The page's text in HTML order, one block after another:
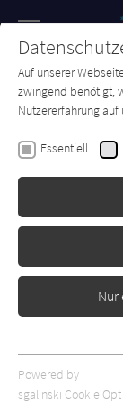
SUCHE
Rainer
Standard
Alle
Auf unserer
zwingend benötigt,
Nutzererfahrung auf
Essentiell
Nur
Essentielle
Webseite
Powered by
sgalinski Cookie Opt